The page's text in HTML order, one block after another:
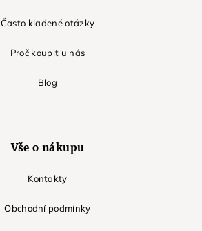
Často kladené otázky
Proč koupit u nás
Blog
Vše o nákupu
Kontakty
Obchodní podmínky